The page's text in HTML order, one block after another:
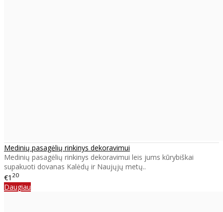
Medinių pasagėlių rinkinys dekoravimui
Medinių pasagėlių rinkinys dekoravimui leis jums kūrybiškai
supakuoti dovanas Kalėdų ir Naujųjų metų..
€1 20
Daugiau